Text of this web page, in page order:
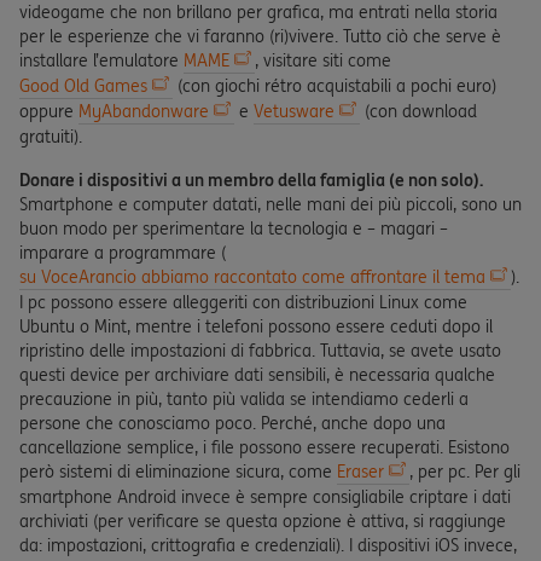
videogame che non brillano per grafica, ma entrati nella storia
per le esperienze che vi faranno (ri)vivere. Tutto ciò che serve è
installare l’emulatore MAME
, visitare siti come
Good Old Games
(con giochi rétro acquistabili a pochi euro)
oppure MyAbandonware e Vetusware
(con download
gratuiti).
Donare i dispositivi a un membro della famiglia (e non solo).
Smartphone e computer datati, nelle mani dei più piccoli, sono un
buon modo per sperimentare la tecnologia e – magari –
imparare a programmare (
su VoceArancio abbiamo raccontato come affrontare il tema
).
I pc possono essere alleggeriti con distribuzioni Linux come
Ubuntu o Mint, mentre i telefoni possono essere ceduti dopo il
ripristino delle impostazioni di fabbrica. Tuttavia, se avete usato
questi device per archiviare dati sensibili, è necessaria qualche
precauzione in più, tanto più valida se intendiamo cederli a
persone che conosciamo poco. Perché, anche dopo una
cancellazione semplice, i file possono essere recuperati. Esistono
però sistemi di eliminazione sicura, come Eraser
, per pc. Per gli
smartphone Android invece è sempre consigliabile criptare i dati
archiviati (per verificare se questa opzione è attiva, si raggiunge
da: impostazioni, crittografia e credenziali). I dispositivi iOS invece,